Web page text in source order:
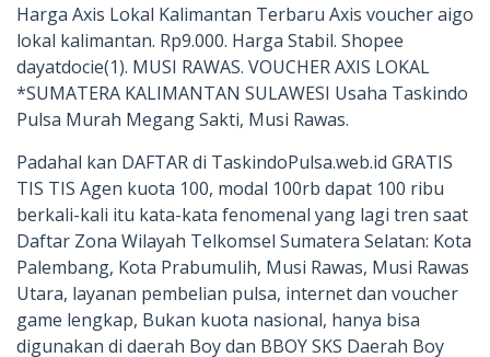
Harga Axis Lokal Kalimantan Terbaru Axis voucher aigo
lokal kalimantan. Rp9.000. Harga Stabil. Shopee
dayatdocie(1). MUSI RAWAS. VOUCHER AXIS LOKAL
*SUMATERA KALIMANTAN SULAWESI Usaha Taskindo
Pulsa Murah Megang Sakti, Musi Rawas.
Padahal kan DAFTAR di TaskindoPulsa.web.id GRATIS
TIS TIS Agen kuota 100, modal 100rb dapat 100 ribu
berkali-kali itu kata-kata fenomenal yang lagi tren saat
Daftar Zona Wilayah Telkomsel Sumatera Selatan: Kota
Palembang, Kota Prabumulih, Musi Rawas, Musi Rawas
Utara, layanan pembelian pulsa, internet dan voucher
game lengkap, Bukan kuota nasional, hanya bisa
digunakan di daerah Boy dan BBOY SKS Daerah Boy